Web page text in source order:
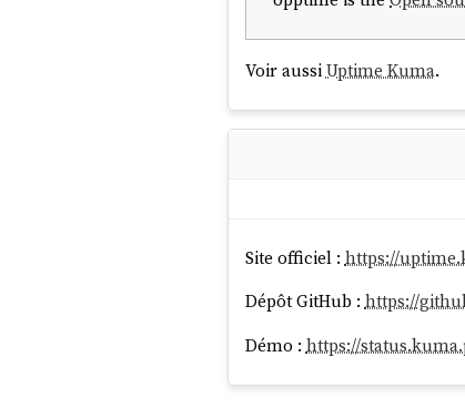
Voir aussiUptime Kuma.
Site officiel : https://
Dépôt GitHub :https://
Démo : https://